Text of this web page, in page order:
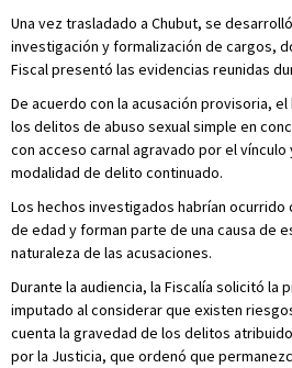
Una vez trasladado a Chubut, se
investigación y formalización de cargos,
Fiscal presentó las evidencias reunidas
De acuerdo con la acusación provisoria,
los delitos de abuso sexual simple en
con acceso carnal agravado por el vínculo
modalidad de delito continuado.
Los hechos investigados habrían ocurrido
de edad y forman parte de una causa de
naturaleza de las acusaciones.
Durante la audiencia, la Fiscalía solicitó la
imputado al considerar que existen
cuenta la gravedad de los delitos
por la Justicia, que ordenó que